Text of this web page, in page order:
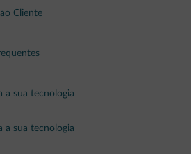
Cliente
a sua tecnologia
a sua tecnologia